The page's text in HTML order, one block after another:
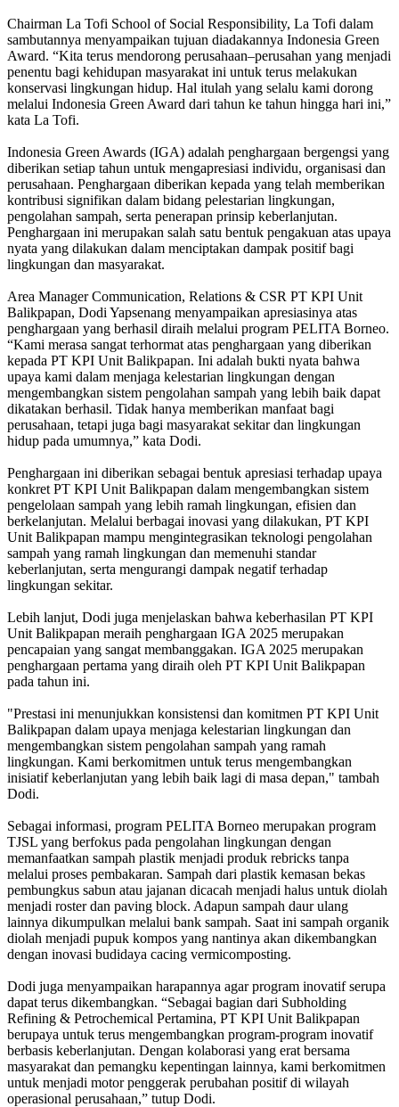
Chairman La Tofi School of Social Responsibility, La Tofi dalam
sambutannya menyampaikan tujuan diadakannya Indonesia Green
Award. “Kita terus mendorong perusahaan–perusahan yang menjadi
penentu bagi kehidupan masyarakat ini untuk terus melakukan
konservasi lingkungan hidup. Hal itulah yang selalu kami dorong
melalui Indonesia Green Award dari tahun ke tahun hingga hari ini,”
kata La Tofi.
Indonesia Green Awards (IGA) adalah penghargaan bergengsi yang
diberikan setiap tahun untuk mengapresiasi individu, organisasi dan
perusahaan. Penghargaan diberikan kepada yang telah memberikan
kontribusi signifikan dalam bidang pelestarian lingkungan,
pengolahan sampah, serta penerapan prinsip keberlanjutan.
Penghargaan ini merupakan salah satu bentuk pengakuan atas upaya
nyata yang dilakukan dalam menciptakan dampak positif bagi
lingkungan dan masyarakat.
Area Manager Communication, Relations & CSR PT KPI Unit
Balikpapan, Dodi Yapsenang menyampaikan apresiasinya atas
penghargaan yang berhasil diraih melalui program PELITA Borneo.
“Kami merasa sangat terhormat atas penghargaan yang diberikan
kepada PT KPI Unit Balikpapan. Ini adalah bukti nyata bahwa
upaya kami dalam menjaga kelestarian lingkungan dengan
mengembangkan sistem pengolahan sampah yang lebih baik dapat
dikatakan berhasil. Tidak hanya memberikan manfaat bagi
perusahaan, tetapi juga bagi masyarakat sekitar dan lingkungan
hidup pada umumnya,” kata Dodi.
Penghargaan ini diberikan sebagai bentuk apresiasi terhadap upaya
konkret PT KPI Unit Balikpapan dalam mengembangkan sistem
pengelolaan sampah yang lebih ramah lingkungan, efisien dan
berkelanjutan. Melalui berbagai inovasi yang dilakukan, PT KPI
Unit Balikpapan mampu mengintegrasikan teknologi pengolahan
sampah yang ramah lingkungan dan memenuhi standar
keberlanjutan, serta mengurangi dampak negatif terhadap
lingkungan sekitar.
Lebih lanjut, Dodi juga menjelaskan bahwa keberhasilan PT KPI
Unit Balikpapan meraih penghargaan IGA 2025 merupakan
pencapaian yang sangat membanggakan. IGA 2025 merupakan
penghargaan pertama yang diraih oleh PT KPI Unit Balikpapan
pada tahun ini.
"Prestasi ini menunjukkan konsistensi dan komitmen PT KPI Unit
Balikpapan dalam upaya menjaga kelestarian lingkungan dan
mengembangkan sistem pengolahan sampah yang ramah
lingkungan. Kami berkomitmen untuk terus mengembangkan
inisiatif keberlanjutan yang lebih baik lagi di masa depan," tambah
Dodi.
Sebagai informasi, program PELITA Borneo merupakan program
TJSL yang berfokus pada pengolahan lingkungan dengan
memanfaatkan sampah plastik menjadi produk rebricks tanpa
melalui proses pembakaran. Sampah dari plastik kemasan bekas
pembungkus sabun atau jajanan dicacah menjadi halus untuk diolah
menjadi roster dan paving block. Adapun sampah daur ulang
lainnya dikumpulkan melalui bank sampah. Saat ini sampah organik
diolah menjadi pupuk kompos yang nantinya akan dikembangkan
dengan inovasi budidaya cacing vermicomposting.
Dodi juga menyampaikan harapannya agar program inovatif serupa
dapat terus dikembangkan. “Sebagai bagian dari Subholding
Refining & Petrochemical Pertamina, PT KPI Unit Balikpapan
berupaya untuk terus mengembangkan program-program inovatif
berbasis keberlanjutan. Dengan kolaborasi yang erat bersama
masyarakat dan pemangku kepentingan lainnya, kami berkomitmen
untuk menjadi motor penggerak perubahan positif di wilayah
operasional perusahaan,” tutup Dodi.